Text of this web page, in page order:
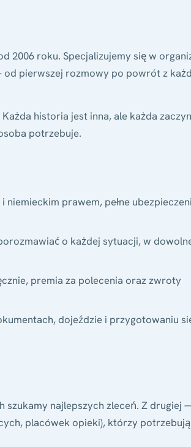
2006 roku. Specjalizujemy się w
pierwszej rozmowy po powrót z
historia jest inna, ale każda
potrzebuje.
prawem, pełne
o każdej sytuacji, w
premia za polecenia oraz zwroty
dojeździe i przygotowaniu
najlepszych zleceń. Z drugiej
placówek opieki), którzy potrzebują